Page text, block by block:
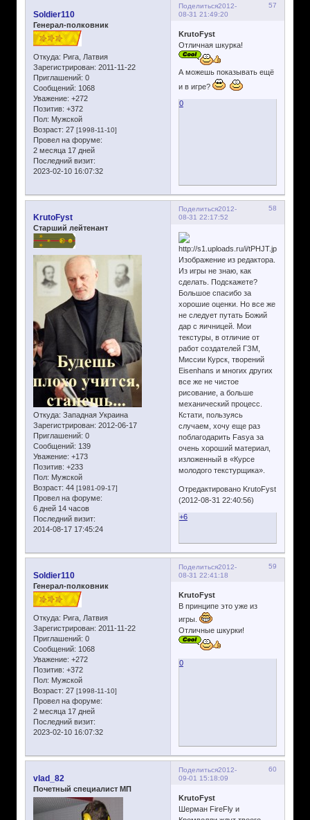
Поделиться 57
2012-
08-31 21:49:20
Soldier110
Генерал-полковник
Откуда: Рига, Латвия
Зарегистрирован: 2011-11-22
Приглашений: 0
Сообщений: 1068
Уважение: +272
Позитив: +372
Пол: Мужской
Возраст: 27 [1998-11-10]
Провел на форуме:
2 месяца 17 дней
Последний визит:
2023-02-10 16:07:32
KrutoFyst
Отличная шкурка!
А можешь показывать ещё
и в игре?
0
Поделиться 58
2012-
08-31 22:17:52
KrutoFyst
Старший лейтенант
Откуда: Западная Украина
Зарегистрирован: 2012-06-17
Приглашений: 0
Сообщений: 139
Уважение: +173
Позитив: +233
Пол: Мужской
Возраст: 44 [1981-09-17]
Провел на форуме:
6 дней 14 часов
Последний визит:
2014-08-17 17:45:24
Изображение из редактора.
Из игры не знаю, как
сделать. Подскажете?
Большое спасибо за
хорошие оценки. Но все же
не следует путать Божий
дар с яичницей. Мои
текстуры, в отличие от
работ создателей ГЗМ,
Миссии Курск, творений
Eisenhans и многих других
все же не чистое
рисование, а больше
механический процесс.
Кстати, пользуясь
случаем, хочу еще раз
поблагодарить Fasya за
очень хороший материал,
изложенный в «Курсе
молодого текстурщика».
Отредактировано KrutoFyst
(2012-08-31 22:40:56)
+6
Поделиться 59
2012-
08-31 22:41:18
Soldier110
Генерал-полковник
Откуда: Рига, Латвия
Зарегистрирован: 2011-11-22
Приглашений: 0
Сообщений: 1068
Уважение: +272
Позитив: +372
Пол: Мужской
Возраст: 27 [1998-11-10]
Провел на форуме:
2 месяца 17 дней
Последний визит:
2023-02-10 16:07:32
KrutoFyst
В принципе это уже из
игры.
Отличные шкурки!
0
Поделиться 60
2012-
09-01 15:18:09
vlad_82
Почетный специалист МП
KrutoFyst
Шерман FireFly и